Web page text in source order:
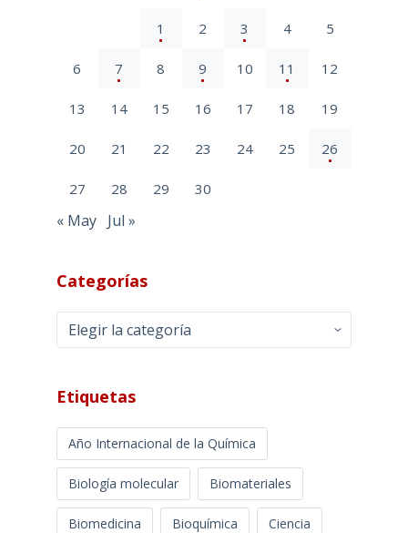
1 2 3 4 5
6 7 8 9 10 11 12
13 14 15 16 17 18 19
20 21 22 23 24 25 26
27 28 29 30
« May Jul »
Categorías
Categorías
Etiquetas
Año Internacional de la Química
Biología molecular Biomateriales
Biomedicina Bioquímica Ciencia